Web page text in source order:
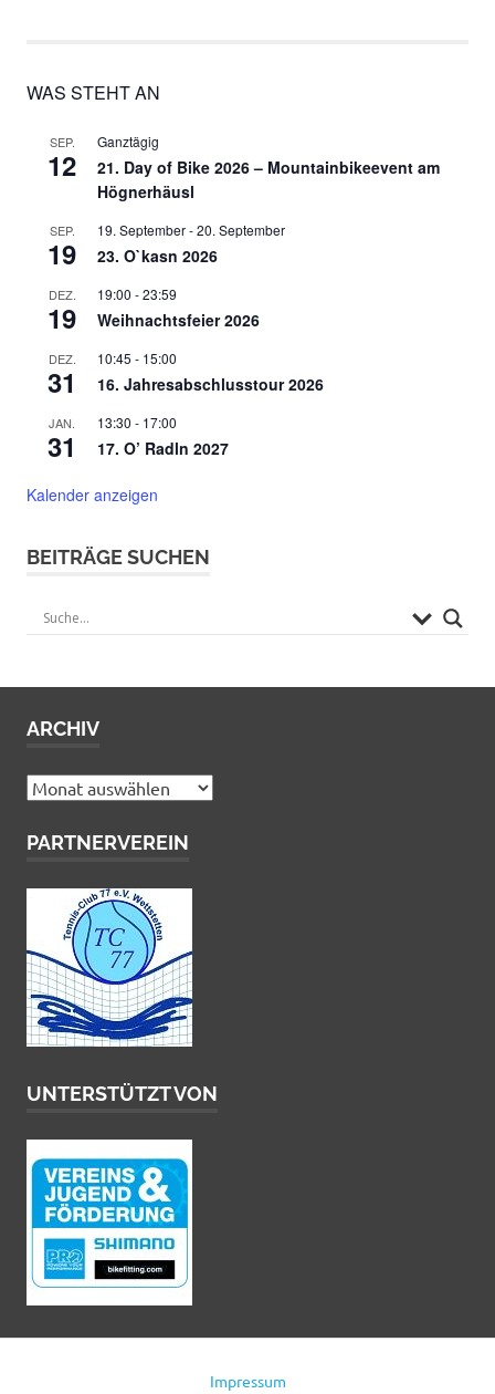
WAS STEHT AN
SEP.
12
Ganztägig
21. Day of Bike 2026 – Mountainbikeevent am
Högnerhäusl
SEP.
19
19. September-20. September
23. O`kasn 2026
DEZ.
19
19:00 -23:59
Weihnachtsfeier 2026
DEZ.
31
10:45 - 15:00
16. Jahresabschlusstour 2026
JAN.
31
13:30 - 17:00
17. O’ Radln 2027
Kalender anzeigen
BEITRÄGE SUCHEN
ARCHIV
Archiv
PARTNERVEREIN
UNTERSTÜTZT VON
Impressum